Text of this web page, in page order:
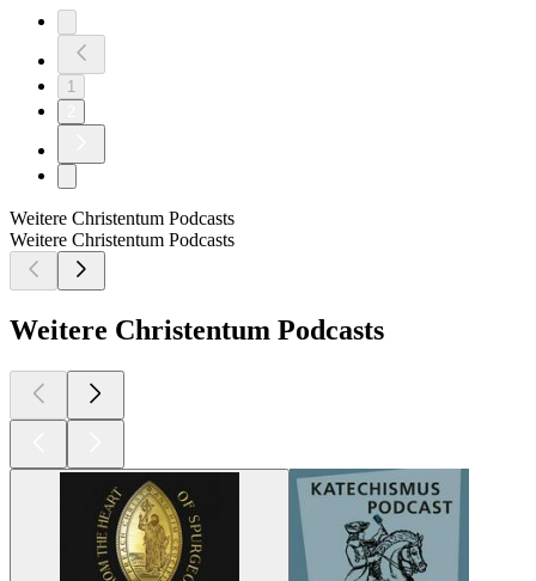
1
Weitere Christentum Podcasts
Weitere Christentum Podcasts
Weitere Christentum Podcasts